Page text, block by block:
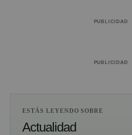
PUBLICIDAD
PUBLICIDAD
ESTÁS LEYENDO SOBRE
Actualidad